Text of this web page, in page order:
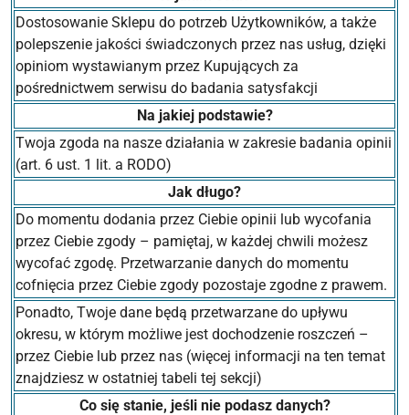
Dostosowanie Sklepu do potrzeb Użytkowników, a także
polepszenie jakości świadczonych przez nas usług, dzięki
opiniom wystawianym przez Kupujących za
pośrednictwem serwisu do badania satysfakcji
Na jakiej podstawie?
Twoja zgoda na nasze działania w zakresie badania opinii
(art. 6 ust. 1 lit. a RODO)
Jak długo?
Do momentu dodania przez Ciebie opinii lub wycofania
przez Ciebie zgody – pamiętaj, w każdej chwili możesz
wycofać zgodę. Przetwarzanie danych do momentu
cofnięcia przez Ciebie zgody pozostaje zgodne z prawem.
Ponadto, Twoje dane będą przetwarzane do upływu
okresu, w którym możliwe jest dochodzenie roszczeń –
przez Ciebie lub przez nas (więcej informacji na ten temat
znajdziesz w ostatniej tabeli tej sekcji)
Co się stanie, jeśli nie podasz danych?